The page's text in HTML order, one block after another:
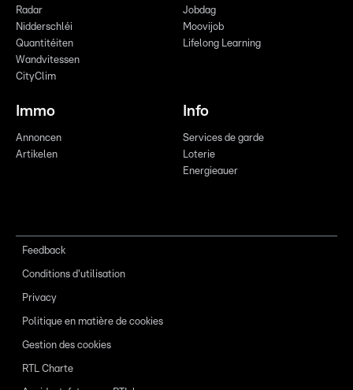
Radar
Nidderschléi
Quantitéiten
Wandvitessen
CityClim
Jobdag
Moovijob
Lifelong Learning
Immo
Annoncen
Artikelen
Info
Services de garde
Loterie
Energieauer
Feedback
Conditions d'utilisation
Privacy
Politique en matière de cookies
Gestion des cookies
RTL Charte